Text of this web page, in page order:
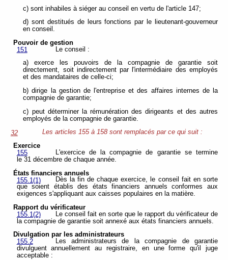
c) sont inhabiles à siéger au conseil en vertu de l'article 147;
d) sont destitués de leurs fonctions par le lieutenant-gouverneur
en conseil.
Pouvoir de gestion
151
Le conseil :
a) exerce les pouvoirs de la compagnie de garantie soit
directement, soit indirectement par l'intermédiaire des employés
et des mandataires de celle-ci;
b) dirige la gestion de l'entreprise et des affaires internes de la
compagnie de garantie;
c) peut déterminer la rémunération des dirigeants et des autres
employés de la compagnie de garantie.
32
Les articles 155 à 158 sont remplacés par ce qui suit :
Exercice
155
L'exercice de la compagnie de garantie se termine
le 31 décembre de chaque année.
États financiers annuels
155.1(1)
Dès la fin de chaque exercice, le conseil fait en sorte
que soient établis des états financiers annuels conformes aux
exigences s'appliquant aux caisses populaires en la matière.
Rapport du vérificateur
155.1(2)
Le conseil fait en sorte que le rapport du vérificateur de
la compagnie de garantie soit annexé aux états financiers annuels.
Divulgation par les administrateurs
155.2
Les administrateurs de la compagnie de garantie
divulguent annuellement au registraire, en une forme qu'il juge
acceptable :